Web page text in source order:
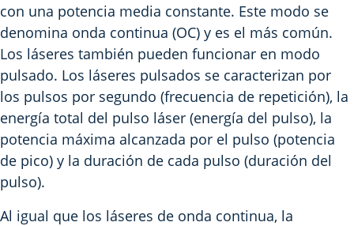
con una potencia media constante. Este modo se
denomina onda continua (OC) y es el más común.
Los láseres también pueden funcionar en modo
pulsado. Los láseres pulsados se caracterizan por
los pulsos por segundo (frecuencia de repetición), la
energía total del pulso láser (energía del pulso), la
potencia máxima alcanzada por el pulso (potencia
de pico) y la duración de cada pulso (duración del
pulso).
Al igual que los láseres de onda continua, la